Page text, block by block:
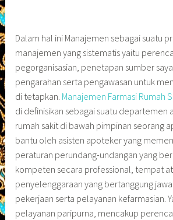
Dalam hal ini Manajemen sebagai suatu
manajemen yang sistematis yaitu
pegorganisasian, penetapan sumber
pengarahan serta pengawasan untuk
di tetapkan. Manajemen Farmasi Rumah
di definisikan sebagai suatu departemen
rumah sakit di bawah pimpinan seorang
bantu oleh asisten apoteker yang
peraturan perundang-undangan yang
kompeten secara professional, tempat
penyelenggaraan yang bertanggung
pekerjaan serta pelayanan kefarmasian.
pelayanan paripurna, mencakup